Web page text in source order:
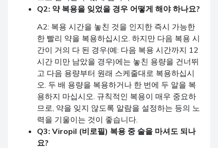
Q2: 약 복용을 잊었을 경우 어떻게 해야 하나요?
A2: 복용 시간을 놓친 것을 인지한 즉시 가능한
한 빨리 약을 복용하십시오. 하지만 다음 복용 시
간이 거의 다 된 경우(예: 다음 복용 시간까지 12
시간 미만 남았을 경우)에는 놓친 용량을 건너뛰
고 다음 용량부터 원래 스케줄대로 복용하십시
오. 두 배 용량을 복용하거나 한 번에 두 알을 복
용하지 마십시오. 규칙적인 복용이 매우 중요하
므로, 약을 잊지 않도록 알람을 설정하는 등의 노
력을 기울이는 것이 좋습니다.
Q3: Viropil (비로필) 복용 중 술을 마셔도 되나
요?